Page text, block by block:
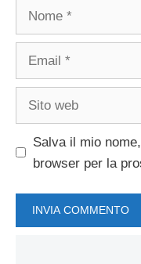
Nome
Email
Sito
Salva il mio
browser per la